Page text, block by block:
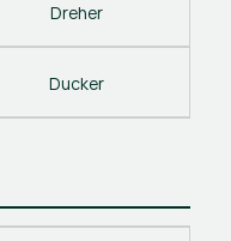
Dreher
Ducker